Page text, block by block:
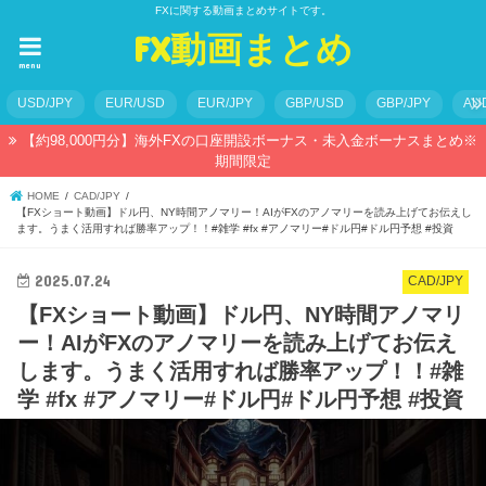
FXに関する動画まとめサイトです。
FX動画まとめ
menu
USD/JPY EUR/USD EUR/JPY GBP/USD GBP/JPY
【約98,000円分】海外FXの口座開設ボーナス・未入金ボーナスまとめ※
期間限定
HOME
CAD/JPY
【FXショート動画】ドル円、NY時間アノマリー！AIがFXのアノマリーを読み上げてお伝えし
ます。うまく活用すれば勝率アップ！！#雑学 #fx #アノマリー#ドル円#ドル円予想 #投資
CAD/JPY
2025.07.24
【FXショート動画】ドル円、NY時間アノマリ
ー！AIがFXのアノマリーを読み上げてお伝え
します。うまく活用すれば勝率アップ！！#雑
学 #fx #アノマリー#ドル円#ドル円予想 #投資